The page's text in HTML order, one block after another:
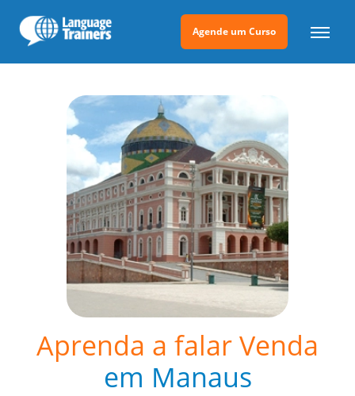
Agende um Curso
Aprenda a falar Venda
em Manaus